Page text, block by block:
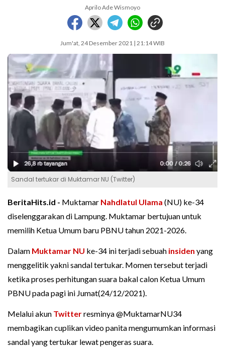
Aprilo Ade Wismoyo
Jum'at, 24 Desember 2021 | 21:14 WIB
Sandal tertukar di Muktamar NU (Twitter)
BeritaHits.id - Muktamar Nahdlatul Ulama (NU) ke-34
diselenggarakan di Lampung. Muktamar bertujuan untuk
memilih Ketua Umum baru PBNU tahun 2021-2026.
Dalam Muktamar NU ke-34 ini terjadi sebuah insiden yang
menggelitik yakni sandal tertukar. Momen tersebut terjadi
ketika proses perhitungan suara bakal calon Ketua Umum
PBNU pada pagi ini Jumat(24/12/2021).
Melalui akun Twitterresminya @MuktamarNU34
membagikan cuplikan video panita mengumumkan informasi
sandal yang tertukar lewat pengeras suara.